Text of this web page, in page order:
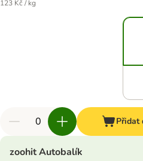
123 Kč / kg
Přidat
zoohit Autobalík